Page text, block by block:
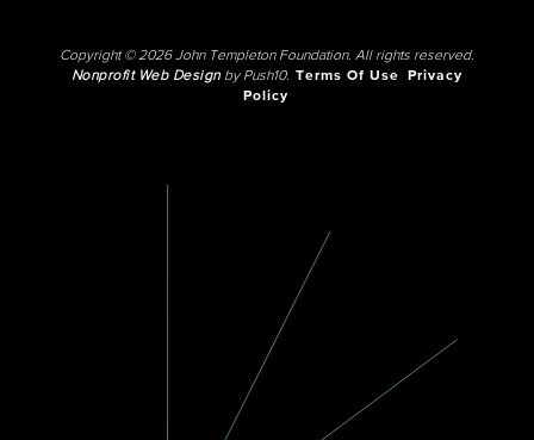
Copyright © 2026 John Templeton Foundation. All rights reserved.
Nonprofit Web Designby Push10. Terms Of Use
Privacy
Policy